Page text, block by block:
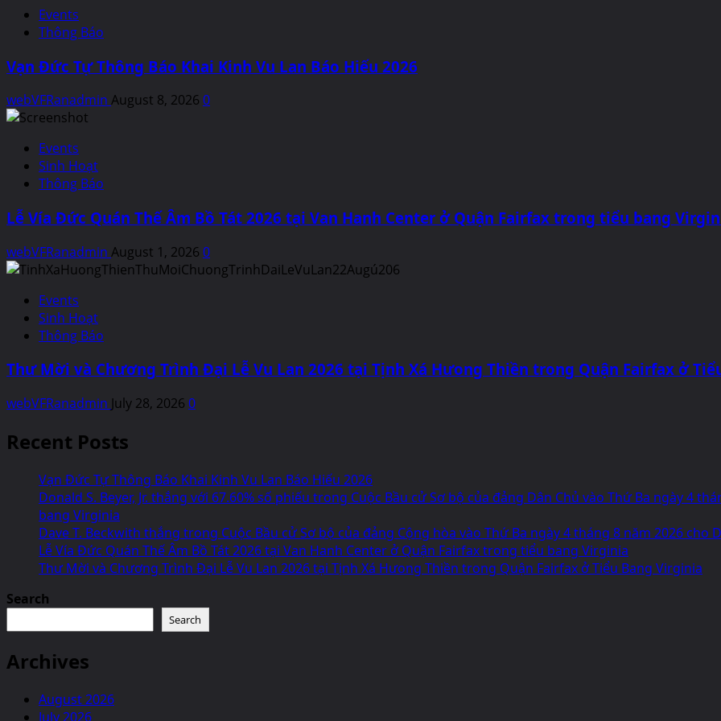
Events
Thông Báo
Vạn Đức Tự Thông Báo Khai Kinh Vu Lan Báo Hiếu 2026
webVFRanadmin August 8, 2026 0
Events
Sinh Hoạt
Thông Báo
Lễ Vía Đức Quán Thế Âm Bồ Tát 2026 tại Van Hanh Center ở Quận Fairfax trong tiểu bang
webVFRanadmin August 1, 2026 0
Events
Sinh Hoạt
Thông Báo
Thư Mời và Chương Trình Đại Lễ Vu Lan 2026 tại Tịnh Xá Hưong Thiền trong Quận Fairfax ở
webVFRanadmin July 28, 2026 0
Recent Posts
Vạn Đức Tự Thông Báo Khai Kinh Vu Lan Báo Hiếu 2026
Donald S. Beyer, Jr. thắng với 67.60% số phiếu trong Cuộc Bầu cử Sơ bộ của đảng Dân Chủ vào Thứ Ba ngày 4
bang Virginia
Dave T. Beckwith thắng trong Cuộc Bầu cử Sơ bộ của đảng Cộng hòa vào Thứ Ba ngày 4 tháng 8 năm 2026
Lễ Vía Đức Quán Thế Âm Bồ Tát 2026 tại Van Hanh Center ở Quận Fairfax trong tiểu bang Virginia
Thư Mời và Chương Trình Đại Lễ Vu Lan 2026 tại Tịnh Xá Hưong Thiền trong Quận Fairfax ở Tiểu Bang Virginia
Search
Search
Archives
August 2026
July 2026